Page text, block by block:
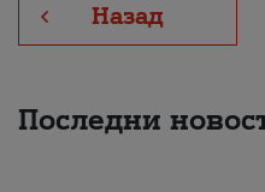
Назад
Последни